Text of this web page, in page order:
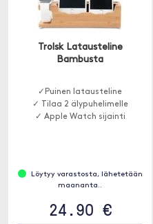
Trolsk Latausteline
Bambusta
✓Puinen latausteline
✓ Tilaa 2 älypuhelimelle
✓ Apple Watch sijainti
Löytyy varastosta, lähetetään
maananta..
24.90 €